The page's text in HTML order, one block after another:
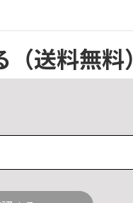
（送料無料）